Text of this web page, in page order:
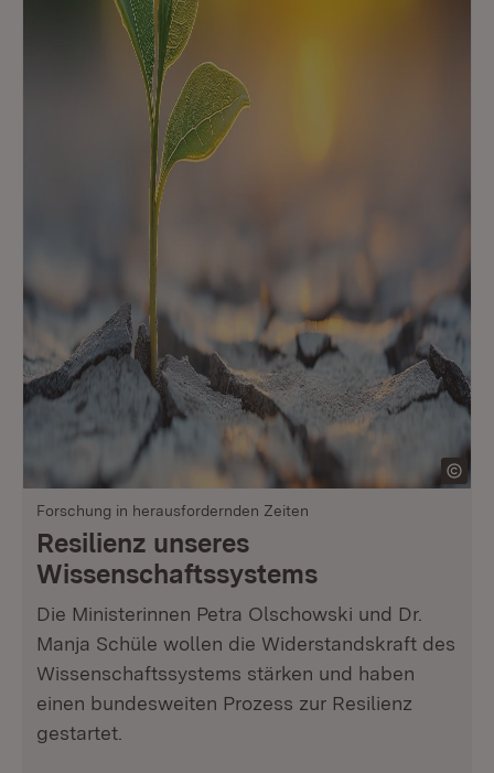
Forschung in herausfordernden Zeiten
Resilienz unseres
Wissenschaftssystems
Die Ministerinnen Petra Olschowski und Dr.
Manja Schüle wollen die Widerstandskraft des
Wissenschaftssystems stärken und haben
einen bundesweiten Prozess zur Resilienz
gestartet.